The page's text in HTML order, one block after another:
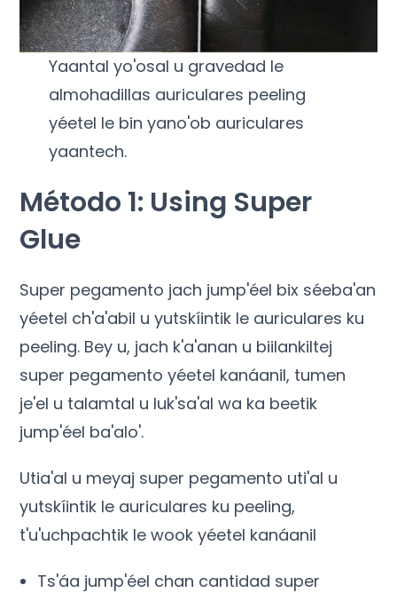
Yaantal yo'osal u gravedad le
almohadillas auriculares peeling
yéetel le bin yano'ob auriculares
yaantech.
Método 1: Using Super
Glue
Super pegamento jach jump'éel bix séeba'an
yéetel ch'a'abil u yutskíintik le auriculares ku
peeling. Bey u, jach k'a'anan u biilankiltej
super pegamento yéetel kanáanil, tumen
je'el u talamtal u luk'sa'al wa ka beetik
jump'éel ba'alo'.
Utia'al u meyaj super pegamento uti'al u
yutskíintik le auriculares ku peeling,
t'u'uchpachtik le wook yéetel kanáanil
Ts'áa jump'éel chan cantidad super